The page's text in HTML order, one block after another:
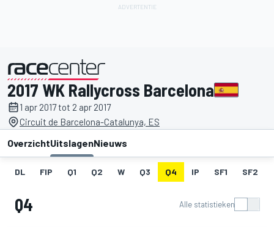
gepresenteerd door
2017 WK Rallycross Barcelona
1 apr 2017 tot 2 apr 2017
Circuit de Barcelona-Catalunya, ES
OverzichtUitslagenNieuws
DL FIP Q1 Q2 W Q3 Q4 IP SF1 SF2
Q4 Alle statistieken